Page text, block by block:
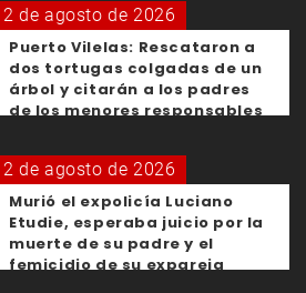
2 de agosto de 2026
Puerto Vilelas: Rescataron a
dos tortugas colgadas de un
árbol y citarán a los padres
de los menores responsables
2 de agosto de 2026
Murió el expolicía Luciano
Etudie, esperaba juicio por la
muerte de su padre y el
femicidio de su expareja